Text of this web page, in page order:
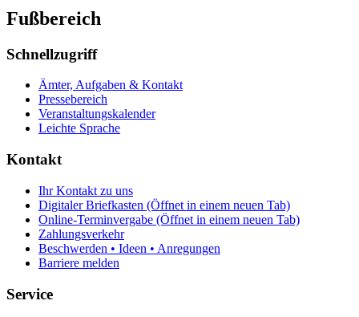
Fußbereich
Schnellzugriff
Ämter, Aufgaben & Kontakt
Pressebereich
Veranstaltungskalender
Leichte Sprache
Kontakt
Ihr Kontakt zu uns
Digitaler Briefkasten (Öffnet in einem neuen Tab)
Online-Terminvergabe (Öffnet in einem neuen Tab)
Zahlungsverkehr
Beschwerden • Ideen • Anregungen
Barriere melden
Service